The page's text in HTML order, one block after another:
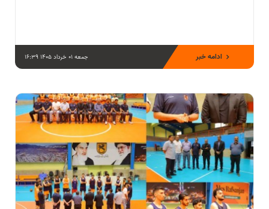
جمعه 01 خرداد 1405 16:39 ادامه خبر